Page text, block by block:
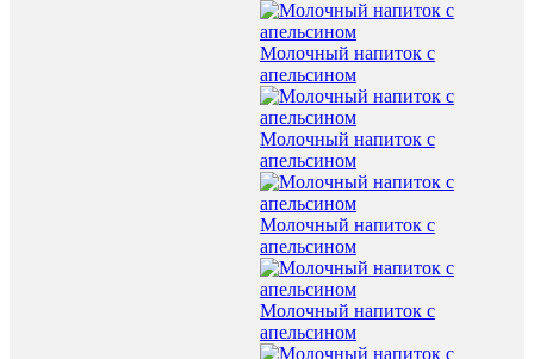
Молочный напиток с
апельсином
Молочный напиток с
апельсином
Молочный напиток с
апельсином
Молочный напиток с
апельсином